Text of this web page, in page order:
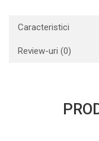
Caracteristici
Review-uri (0)